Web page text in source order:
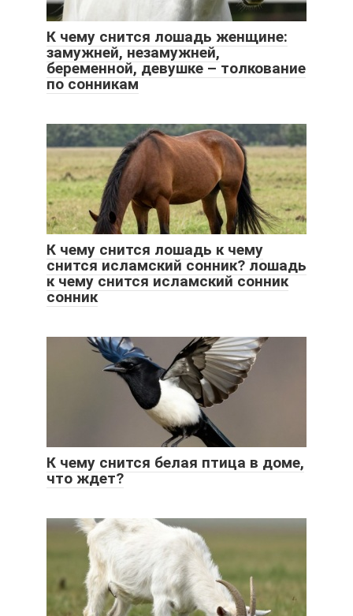
К чему снится лошадь женщине:
замужней, незамужней,
беременной, девушке – толкование
по сонникам
К чему снится лошадь к чему
снится исламский сонник? лошадь
к чему снится исламский сонник
сонник
К чему снится белая птица в доме,
что ждет?